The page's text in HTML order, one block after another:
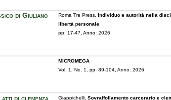
di Giuliano
Roma Tre Press, Individuo e autorità nella
libertà personale
pp: 17-47, Anno: 2026
MICROMEGA
Vol. 1,
No. 1, pp: 89-104, Anno: 2026
di clemenza Giappichelli, Sovraffollamento carcerario e